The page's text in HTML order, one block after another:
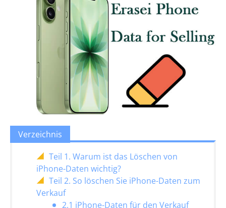
Verzeichnis
Teil 1. Warum ist das Löschen von
iPhone-Daten wichtig?
Teil 2. So löschen Sie iPhone-Daten zum
Verkauf
2.1 iPhone-Daten für den Verkauf